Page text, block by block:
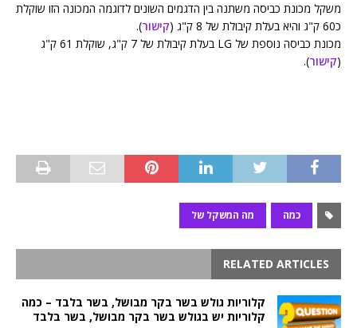
משקל מכונת כביסה משתנה בין הדגמים השונים לדוגמה המכונה הזו שוקלת
כ60 ק"ג והיא בעלת קיבולת של 8 ק"ג (
קישור).
מכונת כביסה נוספת של LG בעלת קיבולת של 7 ק"ג, שוקלת 61 ק"ג
(קישור).
כמה מה המשקל של
RELATED ARTICLES
קלוריות גולש בשר בקר מבושל, בשר בלבד – כמה
קלוריות יש בגולש בשר בקר מבושל, בשר בלבד